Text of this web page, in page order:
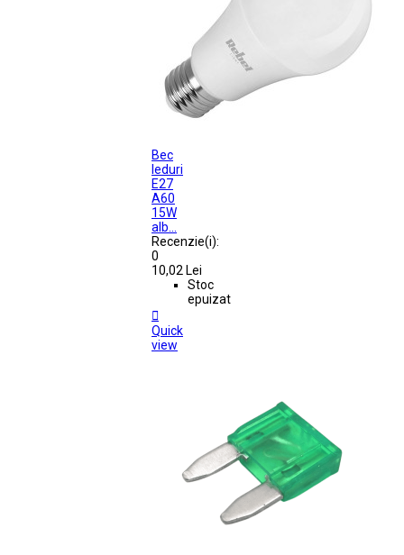
Bec
leduri
E27
A60
15W
alb...
Recenzie(i):
0
10,02 Lei
Stoc
epuizat

Quick
view